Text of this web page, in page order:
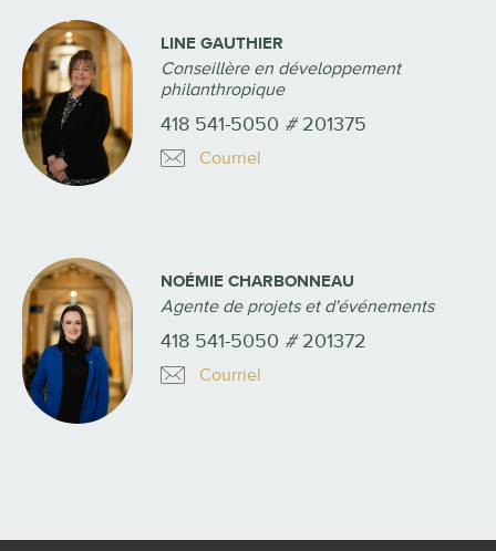
LINE GAUTHIER
Conseillère en développement
philanthropique
418 541-5050 #201375
Courriel
NOÉMIE CHARBONNEAU
Agente de projets et d'événements
418 541-5050 #201372
Courriel